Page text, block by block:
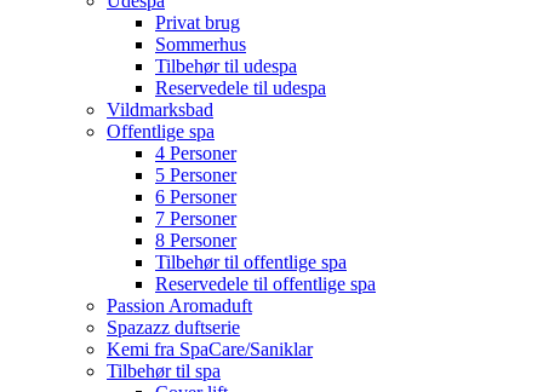
Privat brug
Sommerhus
Tilbehør til udespa
Reservedele til udespa
Vildmarksbad
Offentlige spa
4 Personer
5 Personer
6 Personer
7 Personer
8 Personer
Tilbehør til offentlige spa
Reservedele til offentlige spa
Passion Aromaduft
Spazazz duftserie
Kemi fra SpaCare/Saniklar
Tilbehør til spa